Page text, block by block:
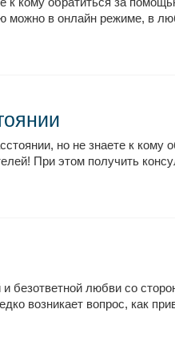
можно в онлайн режиме, в
но не знаете к
При этом получить
любви со
возникает вопрос, как